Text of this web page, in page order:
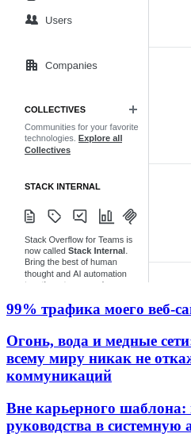
99% трафика моего
Огонь, вода и медные
всему миру никак не
коммуникаций
Вне карьерного шаблона:
руководства в системную